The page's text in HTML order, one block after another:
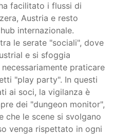
facilitato i flussi di
Austria e resto
internazionale.
le serate "sociali", dove
e si sfoggia
praticare
"play party". In questi
ai soci, la vigilanza è
dei "dungeon monitor",
che le scene si svolgano
venga rispettato in ogni